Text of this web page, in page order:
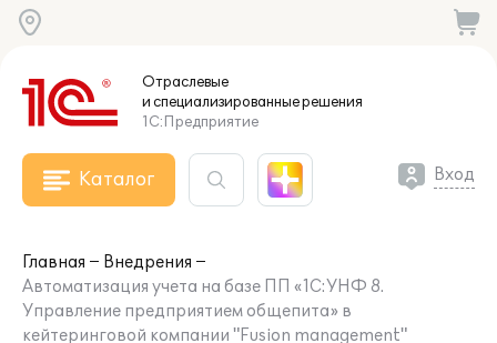
Отраслевые
и специализированныерешения
1С:Предприятие
Каталог Вход
Главная
Внедрения
Автоматизация учета на базе ПП «1С:УНФ 8.
Управление предприятием общепита» в
кейтеринговой компании "Fusion management"